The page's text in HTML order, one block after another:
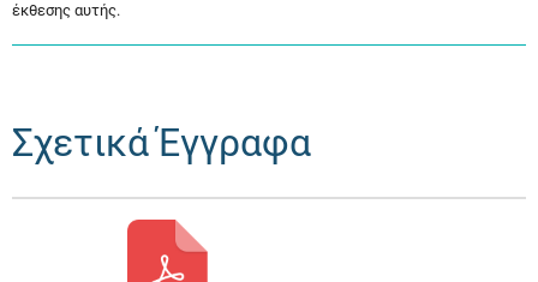
έκθεσης αυτής.
Σχετικά Έγγραφα